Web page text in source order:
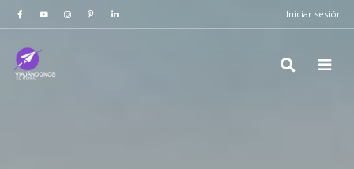
Iniciar sesión